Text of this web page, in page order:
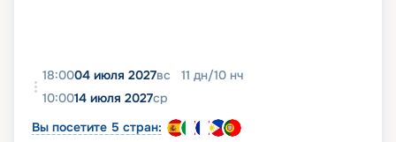
18:0004 июля 2027вс 11 дн/10 нч
10:0014 июля 2027ср
Вы посетите 5 стран: